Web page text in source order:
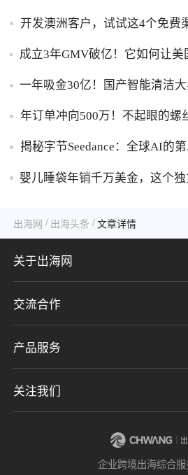
开发澳洲客户，试试这4个免费
成立3年GMV破亿！它如何让美
一年吸金30亿！国产智能清洁
年订单冲向500万！不起眼的螺
揭秘字节Seedance：全球AI的
婴儿睡袋年销千万美金，这个
出海网 / 出海头条 / 文章详情
关于出海网
关于我们
加入我们
隐私协议
交流合作
联系我们
意见反馈
产品服务
CHWE全球跨境电商展
关注我们
企业跨境出海综合服